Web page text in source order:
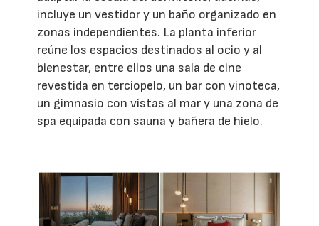
incluye un vestidor y un baño organizado en
zonas independientes. La planta inferior
reúne los espacios destinados al ocio y al
bienestar, entre ellos una sala de cine
revestida en terciopelo, un bar con vinoteca,
un gimnasio con vistas al mar y una zona de
spa equipada con sauna y bañera de hielo.